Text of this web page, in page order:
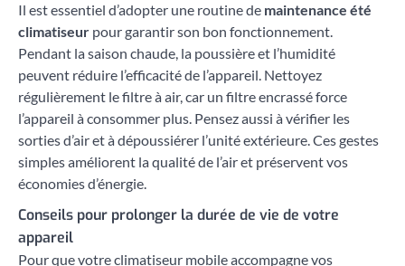
Il est essentiel d’adopter une routine de maintenance été
climatiseur pour garantir son bon fonctionnement.
Pendant la saison chaude, la poussière et l’humidité
peuvent réduire l’efficacité de l’appareil. Nettoyez
régulièrement le filtre à air, car un filtre encrassé force
l’appareil à consommer plus. Pensez aussi à vérifier les
sorties d’air et à dépoussiérer l’unité extérieure. Ces gestes
simples améliorent la qualité de l’air et préservent vos
économies d’énergie.
Conseils pour prolonger la durée de vie de votre
appareil
Pour que votre climatiseur mobile accompagne vos